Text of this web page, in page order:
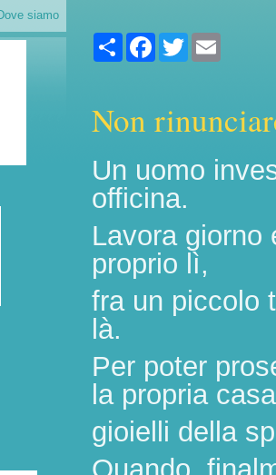
Share FacebookTwitter
Non
Un uomo
officina.
Lavora giorno
proprio lì,
fra un piccolo
là.
Per poter
la propria
gioielli della
Quando,
siamo